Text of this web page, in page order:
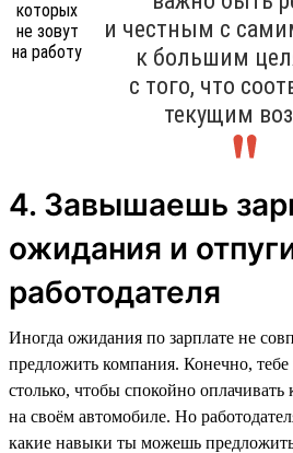
и честным с
к большим
с того, что
текущим
4. Завышаешь
ожидания и
работодателя
Иногда ожидания по зарплате не
предложить компания. Конечно, тебе
столько, чтобы спокойно оплачивать
на своём автомобиле. Но
какие навыки ты можешь